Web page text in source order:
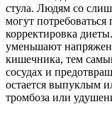
стула. Людям со
могут
корректировка
уменьшают
кишечника, тем
сосудах и
остается выпуклым
тромбоза или